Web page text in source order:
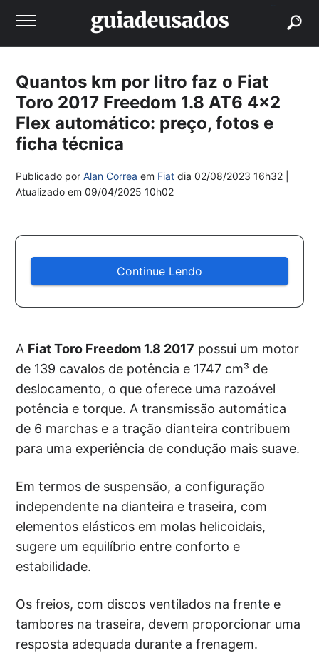
Quantos km por litro faz o Fiat
Toro 2017 Freedom 1.8 AT6 4×2
Flex automático: preço, fotos e
ficha técnica
Publicado porAlan Correa em Fiat dia02/08/2023 16h32
Atualizado em09/04/2025 10h02
Continue Lendo
A Fiat Toro Freedom 1.8 2017 possui um motor
de 139 cavalos de potência e 1747 cm³ de
deslocamento, o que oferece uma razoável
potência e torque. A transmissão automática
de 6 marchas e a tração dianteira contribuem
para uma experiência de condução mais suave.
Em termos de suspensão, a configuração
independente na dianteira e traseira, com
elementos elásticos em molas helicoidais,
sugere um equilíbrio entre conforto e
estabilidade.
Os freios, com discos ventilados na frente e
tambores na traseira, devem proporcionar uma
resposta adequada durante a frenagem.